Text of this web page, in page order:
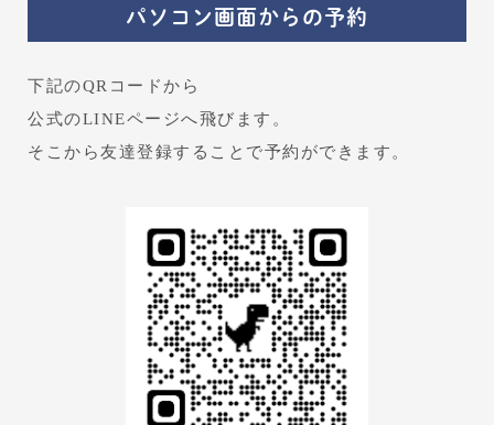
パソコン画面からの予約
下記のQRコードから
公式のLINEページへ飛びます。
そこから友達登録することで予約ができます。